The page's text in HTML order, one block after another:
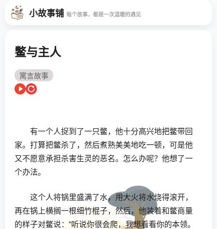
小故事铺 每个故事，都是一次温暖的遇见
鳖与主人
寓言故事
有一个人捉到了一只鳖，他十分高兴地把鳖带回
家。打算把鳖杀了，然后煮熟美美地吃一顿，可是他
又不愿意承担杀害生灵的恶名。怎么办呢？他想了一
个办法。
这个人将锅里盛满了水，用大火将水烧得滚开，
再在锅上横搁一根细竹棍子，然后，他装着和鳖商量
的样子对鳖说：“听说你很会爬，我想看看你的本领。